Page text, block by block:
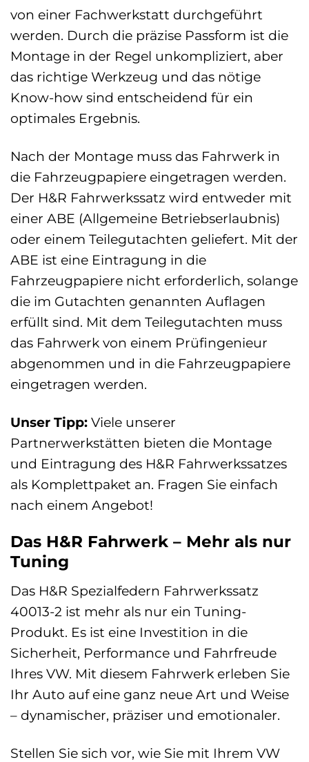
von einer Fachwerkstatt durchgeführt
werden. Durch die präzise Passform ist die
Montage in der Regel unkompliziert, aber
das richtige Werkzeug und das nötige
Know-how sind entscheidend für ein
optimales Ergebnis.
Nach der Montage muss das Fahrwerk in
die Fahrzeugpapiere eingetragen werden.
Der H&R Fahrwerkssatz wird entweder mit
einer ABE (Allgemeine Betriebserlaubnis)
oder einem Teilegutachten geliefert. Mit der
ABE ist eine Eintragung in die
Fahrzeugpapiere nicht erforderlich, solange
die im Gutachten genannten Auflagen
erfüllt sind. Mit dem Teilegutachten muss
das Fahrwerk von einem Prüfingenieur
abgenommen und in die Fahrzeugpapiere
eingetragen werden.
Unser Tipp: Viele unserer
Partnerwerkstätten bieten die Montage
und Eintragung des H&R Fahrwerkssatzes
als Komplettpaket an. Fragen Sie einfach
nach einem Angebot!
Das H&R Fahrwerk – Mehr als nur
Tuning
Das H&R Spezialfedern Fahrwerkssatz
40013-2 ist mehr als nur ein Tuning-
Produkt. Es ist eine Investition in die
Sicherheit, Performance und Fahrfreude
Ihres VW. Mit diesem Fahrwerk erleben Sie
Ihr Auto auf eine ganz neue Art und Weise
– dynamischer, präziser und emotionaler.
Stellen Sie sich vor, wie Sie mit Ihrem VW